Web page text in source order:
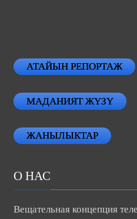
АТАЙЫН РЕПОРТАЖ
МАДАНИЯТ ЖҮЗҮ
ЖАНЫЛЫКТАР
О НАС
Вещательная концепция